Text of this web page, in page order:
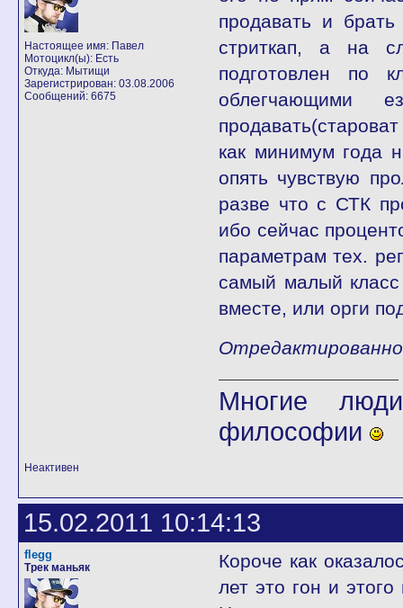
Настоящее имя: Павел
Мотоцикл(ы): Есть
Откуда: Мытищи
Зарегистрирован: 03.08.2006
Сообщений: 6675
продавать и
стриткап, а на
подготовлен по
облегчающими
как минимум года
опять чувствую
разве что с СТК
ибо сейчас
параметрам тех.
самый малый
вместе, или орги
Многие
философии
Неактивен
15.02.2011 10:14:13
flegg
Трек маньяк
Короче как
лет это гон и